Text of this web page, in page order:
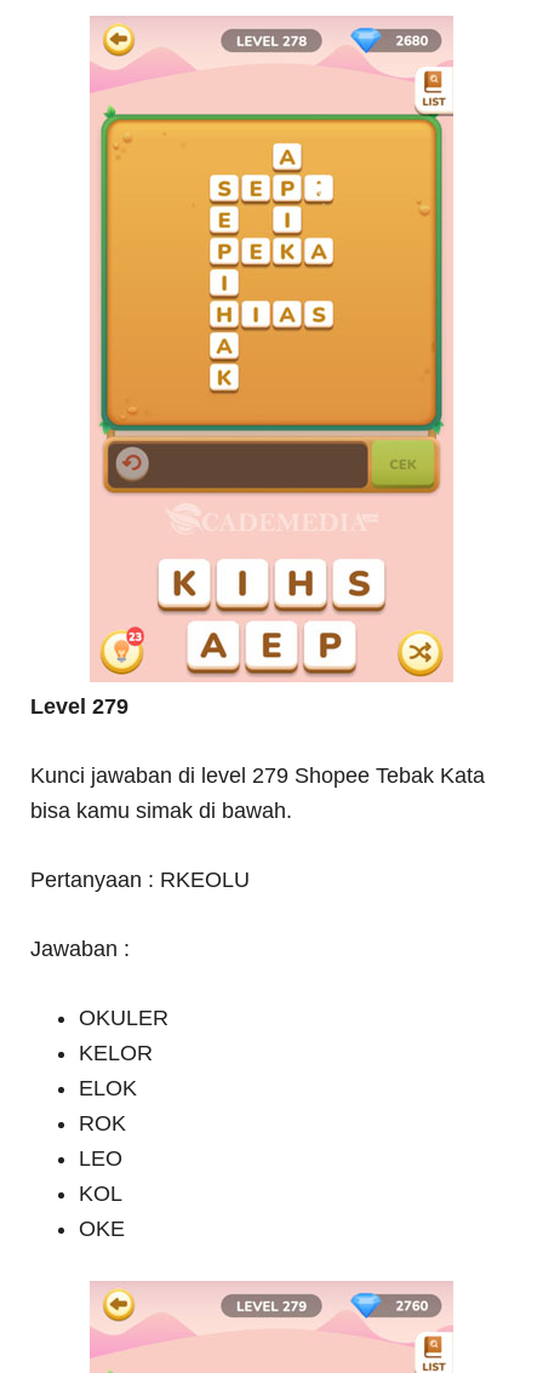
Level 279
Kunci jawaban di level 279 Shopee Tebak Kata
bisa kamu simak di bawah.
Pertanyaan : RKEOLU
Jawaban :
OKULER
KELOR
ELOK
ROK
LEO
KOL
OKE